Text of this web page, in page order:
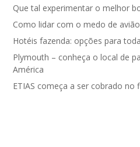
Que tal experimentar o melhor
Como lidar com o medo de avião
Hotéis fazenda: opções para
Plymouth – conheça o local de
América
ETIAS começa a ser cobrado no